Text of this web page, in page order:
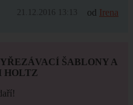
21.12.2016 13:13 od Irena
ŠABLONY A
HOLTZ